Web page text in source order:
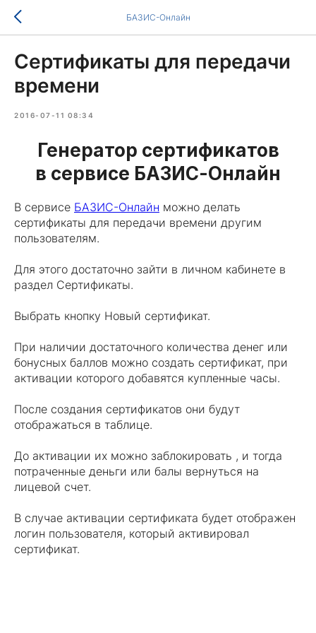
БАЗИС-Онлайн
Сертификаты для передачи
времени
2016-07-11 08:34
Генератор сертификатов
в сервисе БАЗИС-Онлайн
В сервисе БАЗИС-Онлайн можно делать
сертификаты для передачи времени другим
пользователям.
Для этого достаточно зайти в личном кабинете в
раздел Сертификаты.
Выбрать кнопку Новый сертификат.
При наличии достаточного количества денег или
бонусных баллов можно создать сертификат, при
активации которого добавятся купленные часы.
После создания сертификатов они будут
отображаться в таблице.
До активации их можно заблокировать , и тогда
потраченные деньги или балы вернуться на
лицевой счет.
В случае активации сертификата будет отображен
логин пользователя, который активировал
сертификат.